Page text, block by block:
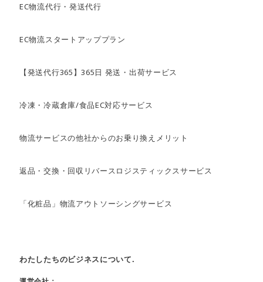
EC物流代行・発送代行
EC物流スタートアッププラン
【発送代行365】365日 発送・出荷サービス
冷凍・冷蔵倉庫/食品EC対応サービス
物流サービスの他社からのお乗り換えメリット
返品・交換・回収リバースロジスティックスサービス
「化粧品」物流アウトソーシングサービス
わたしたちのビジネスについて.